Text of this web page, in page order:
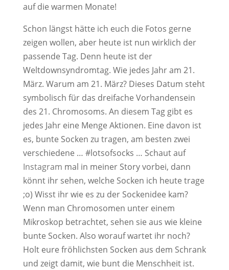
auf die warmen Monate!
Schon längst hätte ich euch die Fotos gerne
zeigen wollen, aber heute ist nun wirklich der
passende Tag. Denn heute ist der
Weltdownsyndromtag. Wie jedes Jahr am 21.
März. Warum am 21. März? Dieses Datum steht
symbolisch für das dreifache Vorhandensein
des 21. Chromosoms. An diesem Tag gibt es
jedes Jahr eine Menge Aktionen. Eine davon ist
es, bunte Socken zu tragen, am besten zwei
verschiedene … #lotsofsocks … Schaut auf
Instagram mal in meiner Story vorbei, dann
könnt ihr sehen, welche Socken ich heute trage
;o) Wisst ihr wie es zu der Sockenidee kam?
Wenn man Chromosomen unter einem
Mikroskop betrachtet, sehen sie aus wie kleine
bunte Socken. Also worauf wartet ihr noch?
Holt eure fröhlichsten Socken aus dem Schrank
und zeigt damit, wie bunt die Menschheit ist.